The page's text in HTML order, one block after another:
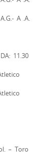
A .A.
11.30
– Toro